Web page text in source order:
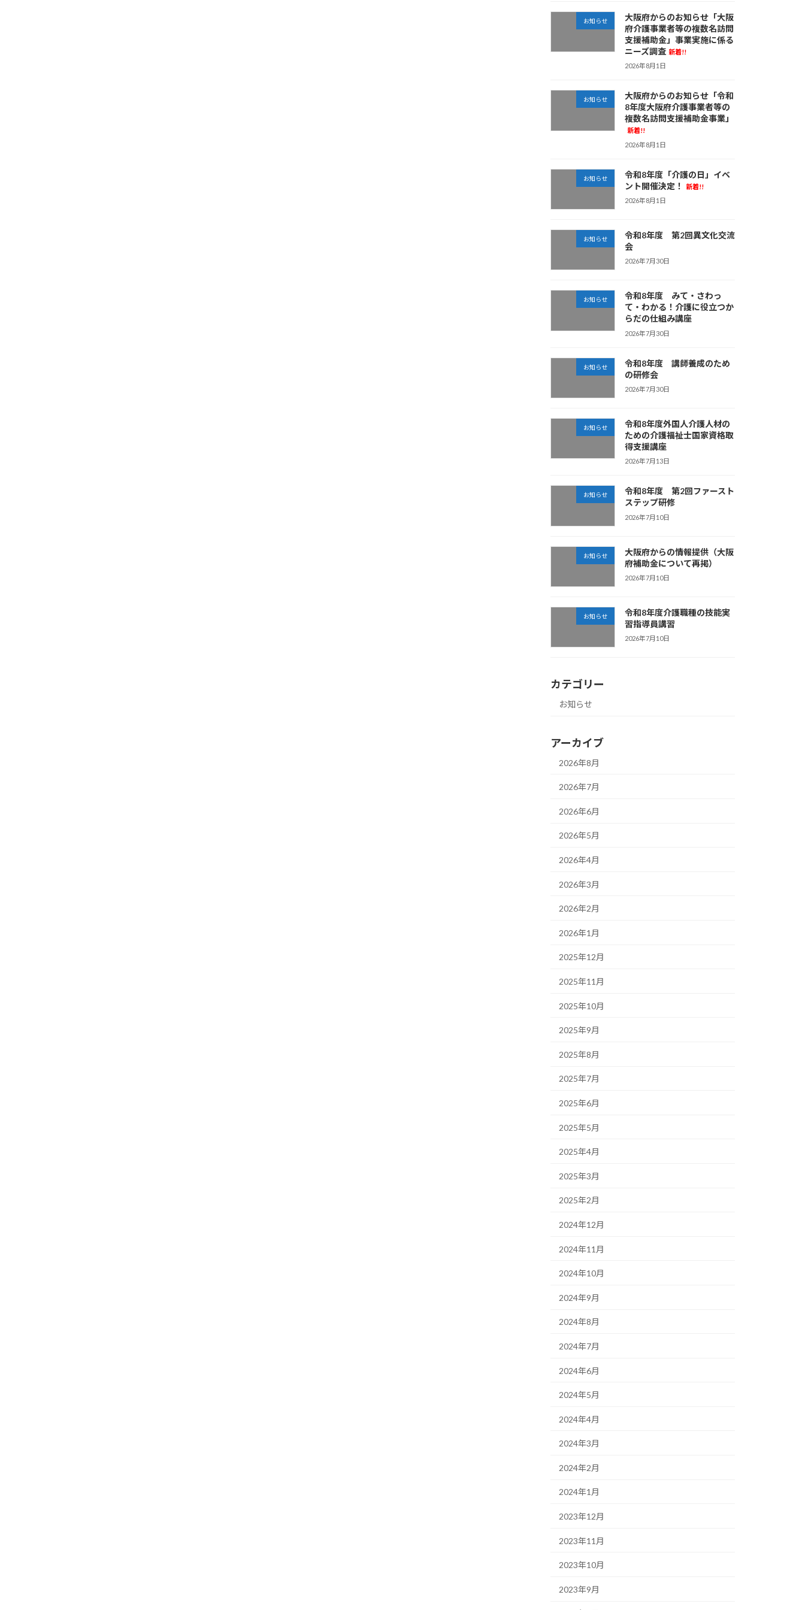
お知らせ
大阪府からのお知らせ「大阪
府介護事業者等の複数名訪問
支援補助金」事業実施に係る
ニーズ調査 新着!!
2026年8月1日
お知らせ
大阪府からのお知らせ「令和
8年度大阪府介護事業者等の
複数名訪問支援補助金事業」
新着!!
2026年8月1日
お知らせ
令和8年度「介護の日」イベ
ント開催決定！
新着!!
2026年8月1日
お知らせ
令和8年度 第2回異文化交流
会
2026年7月30日
お知らせ
令和8年度 みて・さわっ
て・わかる！介護に役立つか
らだの仕組み講座
2026年7月30日
お知らせ
令和8年度 講師養成のため
の研修会
2026年7月30日
お知らせ
令和8年度外国人介護人材の
ための介護福祉士国家資格取
得支援講座
2026年7月13日
お知らせ
令和8年度 第2回ファースト
ステップ研修
2026年7月10日
お知らせ
大阪府からの情報提供（大阪
府補助金について再掲）
2026年7月10日
お知らせ
令和8年度介護職種の技能実
習指導員講習
2026年7月10日
カテゴリー
お知らせ
アーカイブ
2026年8月
2026年7月
2026年6月
2026年5月
2026年4月
2026年3月
2026年2月
2026年1月
2025年12月
2025年11月
2025年10月
2025年9月
2025年8月
2025年7月
2025年6月
2025年5月
2025年4月
2025年3月
2025年2月
2024年12月
2024年11月
2024年10月
2024年9月
2024年8月
2024年7月
2024年6月
2024年5月
2024年4月
2024年3月
2024年2月
2024年1月
2023年12月
2023年11月
2023年10月
2023年9月